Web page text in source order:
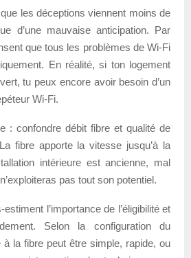
les déceptions viennent moins de
d’une mauvaise anticipation. Par
que tous les problèmes de Wi-Fi
En réalité, si ton logement
tu peux encore avoir besoin d’un
Wi-Fi.
: confondre débit fibre et qualité de
fibre apporte la vitesse jusqu’à la
intérieure est ancienne, mal
pas tout son potentiel.
l’importance de l’éligibilité et
Selon la configuration du
à la fibre peut être simple, rapide, ou